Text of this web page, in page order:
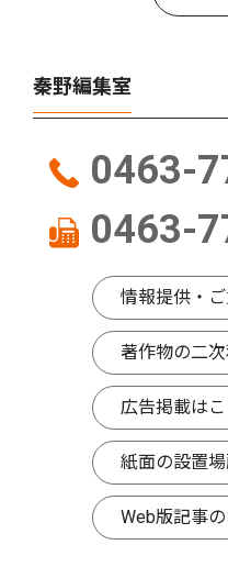
秦野編集室
0463-
0463-
情報提供・
著作物の二
広告掲載は
紙面の設置
Web版記事